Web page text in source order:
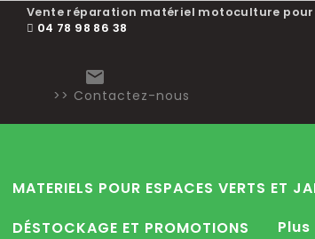
Vente réparation matériel motoculture
04 78 98 86 38

>> Contactez-nous
MATERIELS POUR ESPACES VERTS ET
DÉSTOCKAGE ET PROMOTIONS
Plus